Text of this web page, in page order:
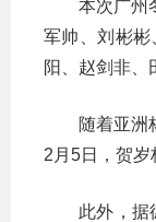
本次广州
军帅、刘彬
阳、赵剑非、
随着亚洲
2月5日，贺
此外，据